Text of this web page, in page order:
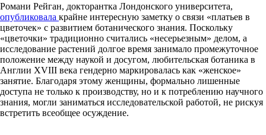
Романи Рейган, докторантка Лондонского университета,
опубликовала крайне интересную заметку о связи «платьев в
цветочек» с развитием ботанического знания. Поскольку
«цветочки» традиционно считались «несерьезным» делом, а
исследование растений долгое время занимало промежуточное
положение между наукой и досугом, любительская ботаника в
Англии XVIII века гендерно маркировалась как «женское»
занятие. Благодаря этому женщины, формально лишенные
доступа не только к производству, но и к потреблению научного
знания, могли заниматься исследовательской работой, не рискуя
встретить всеобщее осуждение.